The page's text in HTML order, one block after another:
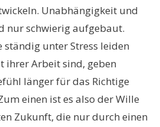
Unabhängigkeit und
nur schwierig aufgebaut.
ständig unter Stress leiden
ihrer Arbeit sind, geben
länger für das Richtige
einen ist es also der Wille
Zukunft, die nur durch einen